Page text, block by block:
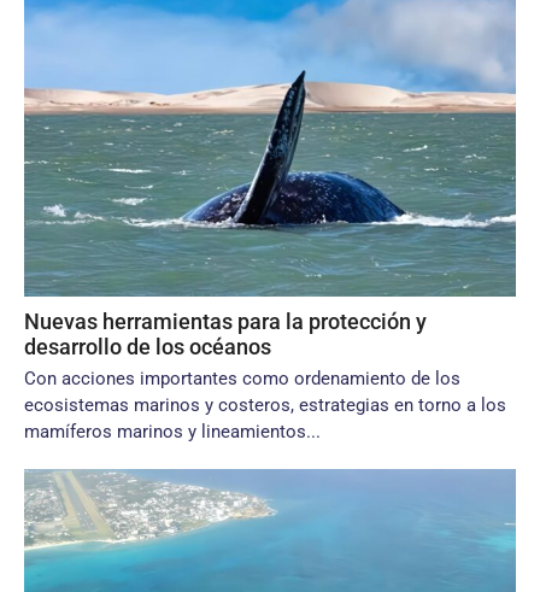
Nuevas herramientas para la protección y
desarrollo de los océanos
Con acciones importantes como ordenamiento de los
ecosistemas marinos y costeros, estrategias en torno a los
mamíferos marinos y lineamientos...